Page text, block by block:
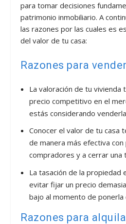
para tomar decisiones
patrimonio inmobiliario. A
las razones por las cuales es
del valor de tu casa:
Razones para vender
La valoración de tu
precio competitivo en el
estás considerando
Conocer el valor de tu casa
de manera más efectiva con
compradores y a cerrar una
La tasación de la propiedad
evitar fijar un precio
bajo al momento de ponerla
Razones para